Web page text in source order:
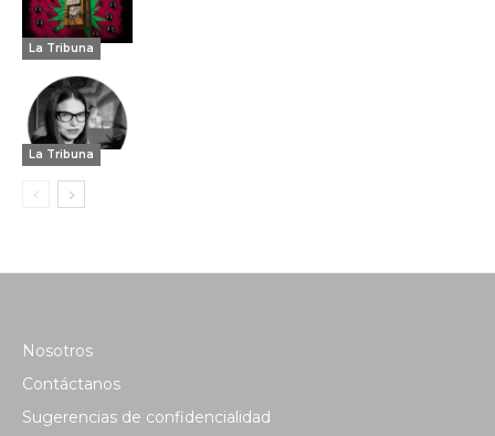
La Tribuna
La Tribuna
Nosotros
Contáctanos
Sugerencias de confidencialidad